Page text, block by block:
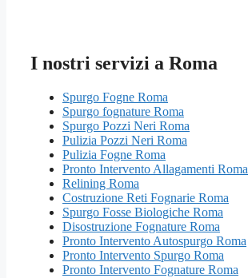
I nostri servizi a Roma
Spurgo Fogne Roma
Spurgo fognature Roma
Spurgo Pozzi Neri Roma
Pulizia Pozzi Neri Roma
Pulizia Fogne Roma
Pronto Intervento Allagamenti Roma
Relining Roma
Costruzione Reti Fognarie Roma
Spurgo Fosse Biologiche Roma
Disostruzione Fognature Roma
Pronto Intervento Autospurgo Roma
Pronto Intervento Spurgo Roma
Pronto Intervento Fognature Roma